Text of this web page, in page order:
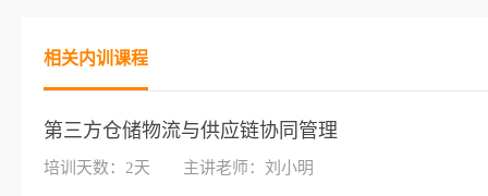
相关内训课程
第三方仓储物流与供应链协同管理
培训天数：2天 主讲老师：刘小明